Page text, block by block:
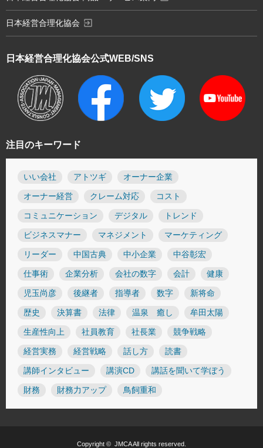
注目のキーワード
いい会社 アトツギ オーナー企業
オーナー経営 クレーム対応 コスト
コミュニケーション デジタル トレンド
ビジネスマナー マネジメント マーケティング
リーダー 中国古典 中小企業 中谷彰宏
仕事術 企業分析 会社の数字 会計 健康
児玉尚彦 後継者 指導者 数字 新将命
歴史 決算書 法律 温泉 癒し 牟田太陽
生産性向上 社員教育 社長業 競争戦略
経営実務 経営戦略 話し方 読書
講師インタビュー 講演CD 講話を聞いて学ぼう
財務 財務力アップ 鳥飼重和
日本経営合理化協会公式WEB/SNS
日本経営合理化協会 exit_to_app
Copyright © JMCAAll rights reserved.